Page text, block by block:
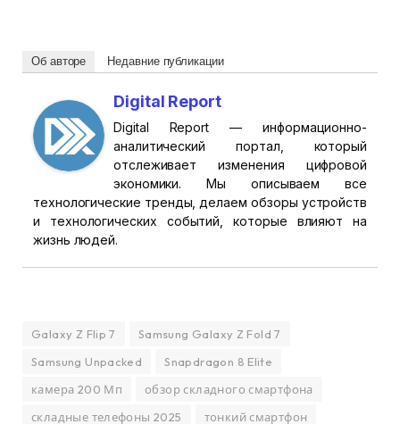
Об авторе Недавние публикации
Digital Report
Digital Report — информационно-
аналитический портал, который
отслеживает изменения цифровой
экономики. Мы описываем все
технологические тренды, делаем обзоры устройств
и технологических событий, которые влияют на
жизнь людей.
Galaxy Z Flip 7
Samsung Galaxy Z Fold 7
Samsung Unpacked
Snapdragon 8 Elite
камера 200 Мп
обзор складного смартфона
складные телефоны 2025
тонкий смартфон